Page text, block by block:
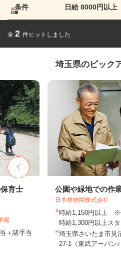
条件 日給 8000円以上
全 2 件ヒットしました
埼玉県のピック
育士
園
＋諸手当
公園や緑地での作
日本植物園株式会社
時給1,150円以上 ※
時給1,300円以上スタ
埼玉県さいたま市見
27-1（東武アーバン